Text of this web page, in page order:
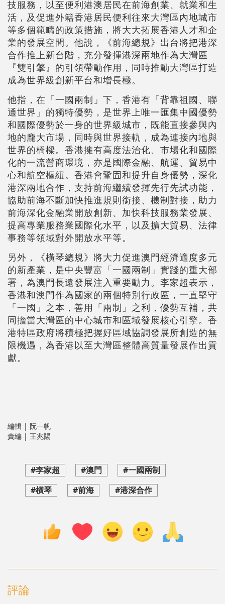
技服務，以至便利港澳居民在前海創業、就業和生
活，及促進外籍香港居民便利往來大灣區內地城市
等多個範疇的政策措施，將大大拓展香港人才和企
業的發展空間。他說，《前海總規》出台將把港深
合作推上新台階，充分發揮港深兩地作為大灣區
『雙引擎』的引領帶動作用，同時推動大灣區打造
成為世界級創新平台和增長極。
他指，在「一國兩制」下，香港有「背靠祖國、聯
通世界」的獨特優勢，是世界上唯一匯集中國優勢
和國際優勢於一身的世界級城市，既能直接參與內
地的龐大市場，同時與世界接軌，成為連接內地與
世界的橋樑。香港擁有高度法治化、市場化和國際
化的一流營商環境，亦是國際金融、航運、貿易中
心和航空樞紐。香港會鞏固和提升自身優勢，深化
港深兩地合作，支持前海繼續發揮先行先試功能，
協助前海不斷加快推進規則銜接、機制對接，助力
前海深化金融業開放創新、加快科技服務業發展、
提高專業服務業國際化水平，以及擴大貿易、法律
事務等領域對外開放水平等。
另外，《橫琴總規》將大力促進澳門經濟適度多元
的新產業，是中央豐富「一國兩制」實踐的重大部
署，為澳門長遠發展注入重要動力。李家超表示，
香港和澳門作為國家的兩個特別行政區，一直堅守
「一國」之本，善用「兩制」之利，優勢互補，共
同擔當大灣區的中心城市和區域發展核心引擎。香
港特區政府將積極把握好區域協調發展所創造的無
限機遇，為香港以至大灣區整體高質量發展作出貢
獻。
編輯 | 阮一帆
責編 | 王兆陽
#李家超 #澳門
#一國兩制
#橫琴
#前海 #港深合作
評論